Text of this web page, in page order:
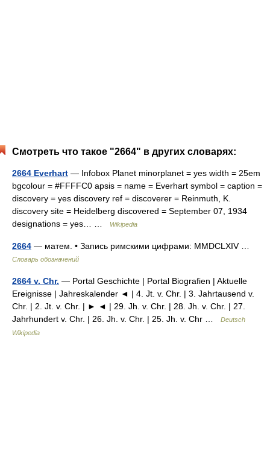
Смотреть что такое "2664" в других словарях:
2664 Everhart — Infobox Planet minorplanet = yes width = 25em
bgcolour = #FFFFC0 apsis = name = Everhart symbol = caption =
discovery = yes discovery ref = discoverer = Reinmuth, K.
discovery site = Heidelberg discovered = September 07, 1934
designations = yes… …
Wikipedia
2664 — матем. • Запись римскими цифрами: MMDCLXIV …
Словарь обозначений
2664 v. Chr. — Portal Geschichte | Portal Biografien | Aktuelle
Ereignisse | Jahreskalender ◄ | 4. Jt. v. Chr. | 3. Jahrtausend v.
Chr. | 2. Jt. v. Chr. | ► ◄ | 29. Jh. v. Chr. | 28. Jh. v. Chr. | 27.
Jahrhundert v. Chr. | 26. Jh. v. Chr. | 25. Jh. v. Chr …
Deutsch
Wikipedia